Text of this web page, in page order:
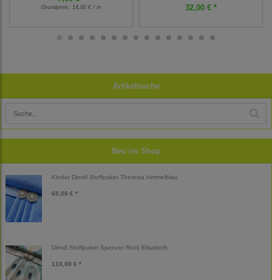
Artikelsuche
Neu im Shop
Kinder Dirndl Stoffpaket Theresia himmelblau
65,00 € *
Dirndl Stoffpaket Spenzer Rock Elisabeth
110,00 € *
Grundpreis: 14,00 € / m 32,00 € *